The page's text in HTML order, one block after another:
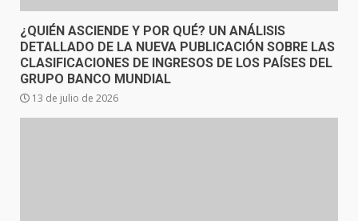
¿QUIÉN ASCIENDE Y POR QUÉ? UN ANÁLISIS
DETALLADO DE LA NUEVA PUBLICACIÓN SOBRE LAS
CLASIFICACIONES DE INGRESOS DE LOS PAÍSES DEL
GRUPO BANCO MUNDIAL
13 de julio de 2026